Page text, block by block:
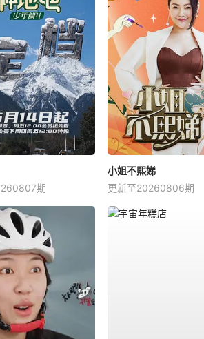
期
小姐不熙娣
更新至20260806期